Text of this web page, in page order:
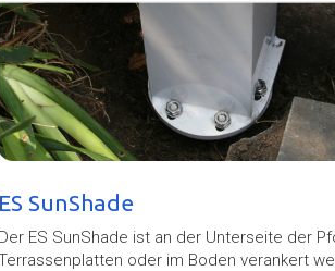
ES SunShade
Der ES SunShade ist an der Unterseite der
oder im Boden verankert